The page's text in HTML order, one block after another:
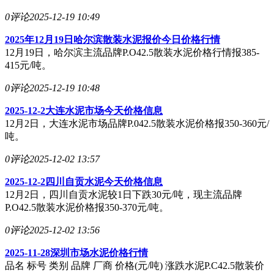
0评论2025-12-19 10:49
2025年12月19日哈尔滨散装水泥报价今日价格行情
12月19日，哈尔滨主流品牌P.O42.5散装水泥价格行情报385-
415元/吨。
0评论2025-12-19 10:48
2025-12-2大连水泥市场今天价格信息
12月2日，大连水泥市场品牌P.042.5散装水泥价格报350-360元/
吨。
0评论2025-12-02 13:57
2025-12-2四川自贡水泥今天价格信息
12月2日，四川自贡水泥较1日下跌30元/吨，现主流品牌
P.O42.5散装水泥价格报350-370元/吨。
0评论2025-12-02 13:56
2025-11-28深圳市场水泥价格行情
品名 标号 类别 品牌 厂商 价格(元/吨) 涨跌水泥P.C42.5散装价